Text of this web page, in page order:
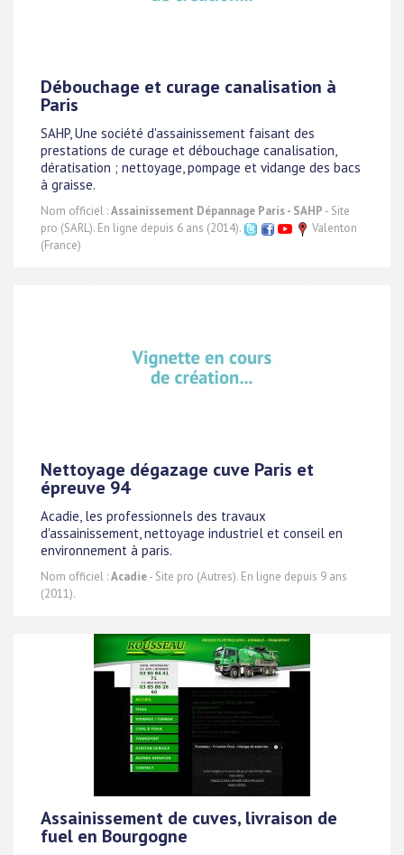
Débouchage et curage canalisation à
Paris
SAHP, Une société d'assainissement faisant des
prestations de curage et débouchage canalisation,
dératisation ; nettoyage, pompage et vidange des bacs
à graisse.
Nom officiel :Assainissement Dépannage Paris - SAHP - Site
pro (SARL). En ligne depuis 6 ans (2014).
Valenton
(France)
Nettoyage dégazage cuve Paris et
épreuve 94
Acadie, les professionnels des travaux
d'assainissement, nettoyage industriel et conseil en
environnement à paris.
Nom officiel :Acadie- Site pro (Autres). En ligne depuis 9 ans
(2011).
Assainissement de cuves, livraison de
fuel en Bourgogne